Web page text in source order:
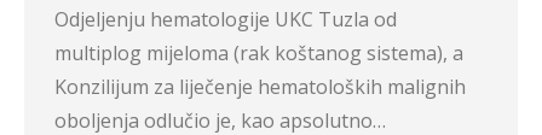
Odjeljenju hematologije UKC Tuzla od
multiplog mijeloma (rak koštanog sistema), a
Konzilijum za liječenje hematoloških malignih
oboljenja odlučio je, kao apsolutno…